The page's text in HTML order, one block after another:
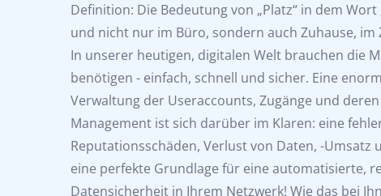
Definition: Die Bedeutung von „Platz“ in dem
und nicht nur im Büro, sondern auch Zuhause,
In unserer heutigen, digitalen Welt brauchen die
benötigen - einfach, schnell und sicher. Eine
Verwaltung der Useraccounts, Zugänge und
Management ist sich darüber im Klaren: eine
Reputationsschäden, Verlust von Daten, -
eine perfekte Grundlage für eine automatisierte,
Datensicherheit in Ihrem Netzwerk! Wie das bei